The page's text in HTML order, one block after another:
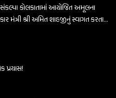
સંકલ્પ। કોલકાતામાં આયોજિત અમૂલના
મંત્રી શ્રી અમિત શાહજીનું સ્વાગત કરતા
બનાસ ડેરીના ચેરમેન શ્રી શંકરભાઈ
પ્રયાસ!